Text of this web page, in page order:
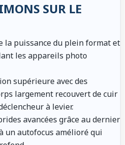
SUR LE
la puissance du plein format et
les appareils photo
supérieure avec des
largement recouvert de cuir
à levier.
avancées grâce au dernier
un autofocus amélioré qui